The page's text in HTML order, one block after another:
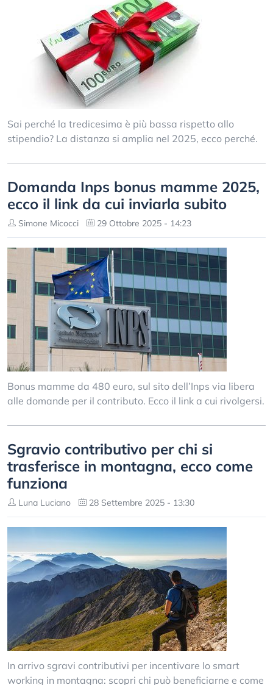
Sai perché la tredicesima è più bassa rispetto allo
stipendio? La distanza si amplia nel 2025, ecco perché.
Domanda Inps bonus mamme 2025,
ecco il link da cui inviarla subito
Simone Micocci 29 Ottobre 2025 - 14:23
Bonus mamme da 480 euro, sul sito dell’Inps via libera
alle domande per il contributo. Ecco il link a cui rivolgersi.
Sgravio contributivo per chi si
trasferisce in montagna, ecco come
funziona
Luna Luciano 28 Settembre 2025 - 13:30
In arrivo sgravi contributivi per incentivare lo smart
working in montagna: scopri chi può beneficiarne e come